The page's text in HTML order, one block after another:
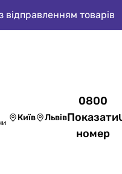
товарів
Київ Львів
0800
Показати
номер